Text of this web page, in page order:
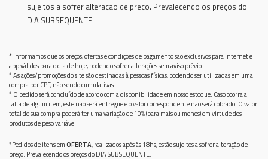
sujeitos a sofrer alteração de preço. Prevalecendo os preços do
DIA SUBSEQUENTE.
* Informamos que os preços, ofertas e condições de pagamento são exclusivos para internet e
app válidos para o dia de hoje, podendo sofrer alterações sem aviso prévio.
* As ações/promoções do site são destinadas à pessoas físicas, podendo ser utilizadas em uma
compra por CPF, não sendo cumulativas.
* O pedido será concluído de acordo com a disponibilidade em nosso estoque. Caso ocorra a
falta de algum item, este não será entregue e o valor correspondente não será cobrado. O valor
total de sua compra poderá ter uma variação de 10% (para mais ou menos) em virtude dos
produtos de peso variável.
*Pedidos de itens emOFERTA, realizados após ás 18hs, estão sujeitos a sofrer alteração de
preço. Prevalecendo os preços do DIA SUBSEQUENTE.